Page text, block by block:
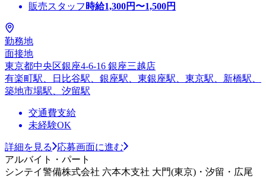
販売スタッフ 時給1,300円〜1,500円
勤務地
面接地
東京都中央区銀座4-6-16 銀座三越店
有楽町駅、日比谷駅、銀座駅、東銀座駅、東京駅、新橋駅、
築地市場駅、汐留駅
交通費支給
未経験OK
詳細を見る
応募画面に進む
アルバイト・パート
シンテイ警備株式会社 六本木支社 大門(東京)・汐留・広尾